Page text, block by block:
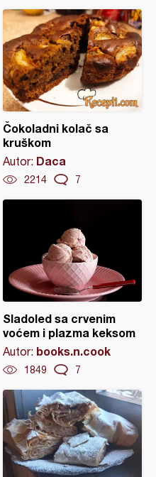
Čokoladni kolač sa
kruškom
Autor: Daca
2214 7
Sladoled sa crvenim
voćem i plazma keksom
Autor: books.n.cook
1849 7